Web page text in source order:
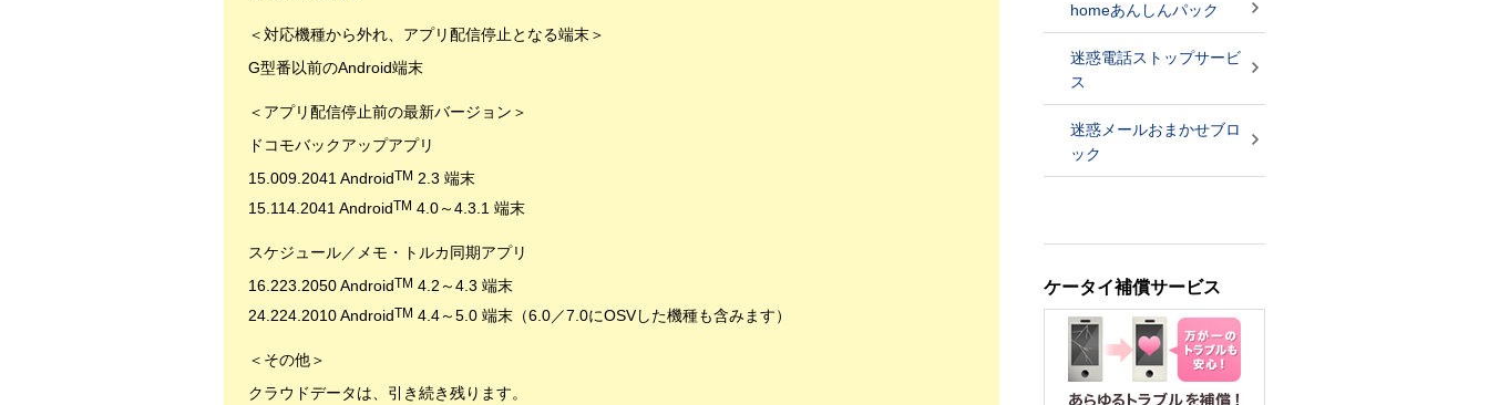
＜対応機種から外れ、アプリ配信停止となる端末＞
G型番以前のAndroid端末
＜アプリ配信停止前の最新バージョン＞
ドコモバックアップアプリ
15.009.2041 AndroidTM 2.3 端末
15.114.2041 AndroidTM 4.0～4.3.1 端末
スケジュール／メモ・トルカ同期アプリ
16.223.2050 AndroidTM 4.2～4.3 端末
24.224.2010 AndroidTM 4.4～5.0 端末（6.0／7.0にOSVした機種も含みます）
＜その他＞
クラウドデータは、引き続き残ります。
homeあんしんパック
迷惑電話ストップサービ
ス
迷惑メールおまかせブロ
ック
ケータイ補償サービス